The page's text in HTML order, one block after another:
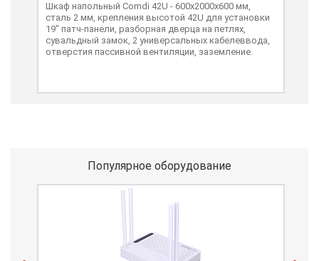
Шкаф напольный Comdi 42U - 600x2000x600 мм,
сталь 2 мм, крепления высотой 42U для установки
19" патч-панели, разборная дверца на петлях,
сувальдный замок, 2 универсальных кабелеввода,
отверстия пассивной вентиляции, заземление.
Популярное оборудование